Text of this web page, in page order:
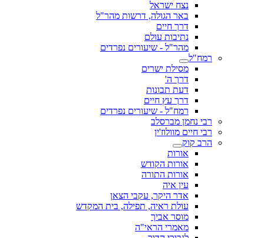
נצח ישראל
באר הגולה, דרשות מהר"ל
דרך חיים
נתיבות עולם
מהר"ל - שיעורים נפרדים
רמח"ל
מסילת ישרים
דרך ה'
דעת תבונות
דרך עץ חיים
רמח"ל - שיעורים נפרדים
רבי נחמן מברסלב
רבי חיים מוולוז'ין
הרב קוק
אורות
אורות הקודש
אורות התורה
עין איה
אדר היקר, עקבי הצאן
עולת ראיה, תפילה, בית המקדש
מוסר אביך
מאמרי הראי"ה